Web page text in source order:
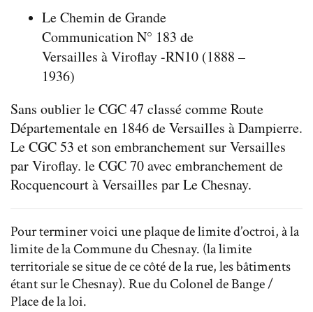
Le Chemin de Grande
Communication N° 183 de
Versailles à Viroflay -RN10 (1888 –
1936)
Sans oublier le CGC 47 classé comme Route
Départementale en 1846 de Versailles à Dampierre.
Le CGC 53 et son embranchement sur Versailles
par Viroflay. le CGC 70 avec embranchement de
Rocquencourt à Versailles par Le Chesnay.
Pour terminer voici une plaque de limite d’octroi, à la
limite de la Commune du Chesnay. (la limite
territoriale se situe de ce côté de la rue, les bâtiments
étant sur le Chesnay). Rue du Colonel de Bange /
Place de la loi.